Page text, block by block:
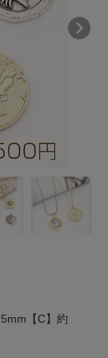
【C】約